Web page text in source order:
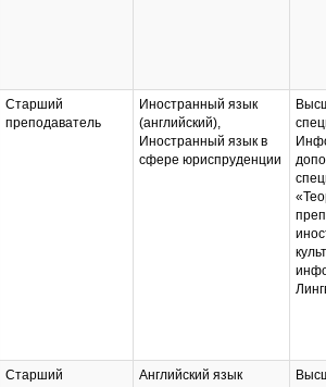
Старший
преподаватель
Иностранный язык
(английский),
Иностранный язык в
сфере юриспруденции
Старший
Английский язык